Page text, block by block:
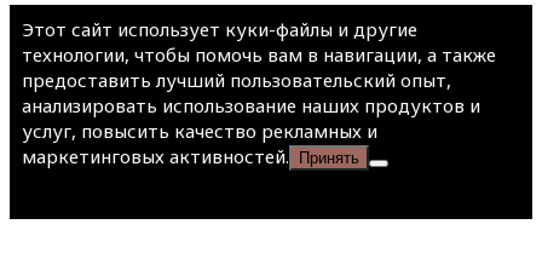
Этот сайт использует куки-файлы и другие
технологии, чтобы помочь вам в навигации, а также
предоставить лучший пользовательский опыт,
анализировать использование наших продуктов и
услуг, повысить качество рекламных и
маркетинговых активностей.
Принять